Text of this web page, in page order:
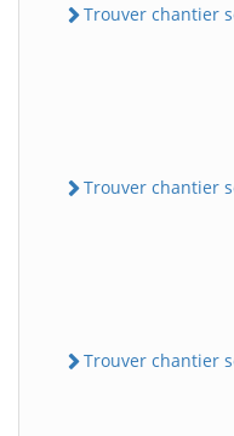
Trouver chantier
Trouver chantier
Trouver chantier